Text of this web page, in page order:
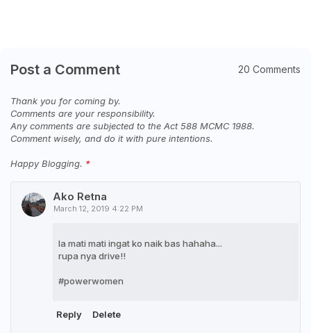
Post a Comment 20 Comments
Thank you for coming by.
Comments are your responsibility.
Any comments are subjected to the Act 588 MCMC 1988.
Comment wisely, and do it with pure intentions.
Happy Blogging.
Ako Retna
March 12, 2019 4:22 PM
la mati mati ingat ko naik bas hahaha...
rupa nya drive!!
#powerwomen
Reply Delete